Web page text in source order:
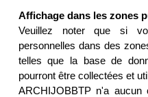
Affichage dans les zones
Veuillez noter que si
personnelles dans des
telles que la base de
pourront être collectées et
ARCHIJOBBTP n'a aucun